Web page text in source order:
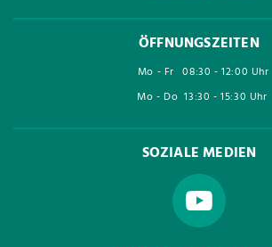
ÖFFNUNGSZEITEN
Mo - Fr 08:30 - 12:00 Uhr
Mo - Do 13:30 - 15:30 Uhr
SOZIALE MEDIEN